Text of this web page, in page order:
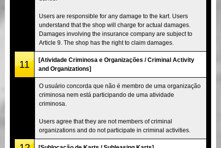
Users are responsible for any damage to the kart. Users
understand that the shop will charge for actual damages.
Damages involving the insurance company are subject to
Article 9. The shop has the right to claim damages.
11
[Atividade Criminosa e Organizações / Criminal Activity
and Organizations]
O usuário concorda que não é membro de uma organização
criminosa nem está participando de uma atividade
criminosa.
Users agree that they are not members of criminal
organizations and do not participate in criminal activities.